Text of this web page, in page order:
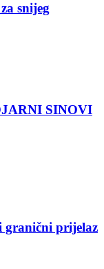
snijeg
SINOVI
granični prijelaz